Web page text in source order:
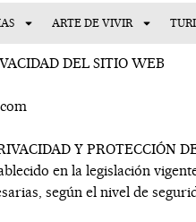
ARTE DE VIVIR
DEL SITIO WEB
Y PROTECCIÓN
en la legislación
según el nivel de